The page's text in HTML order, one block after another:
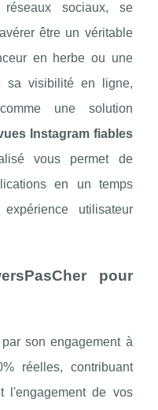
sociaux, se
être un véritable
en herbe ou une
sa visibilité en ligne,
une solution
Instagram fiables
vous permet de
en un temps
utilisateur
pour
son engagement à
réelles, contribuant
l'engagement de vos